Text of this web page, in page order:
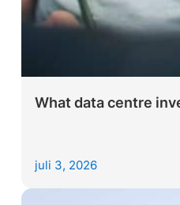
What data centre
juli 3, 2026